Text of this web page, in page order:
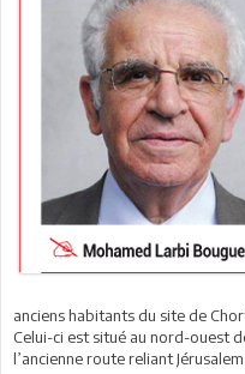
anciens habitants du site de
Celui-ci est situé au nord-ouest
l’ancienne route reliant Jérusalem